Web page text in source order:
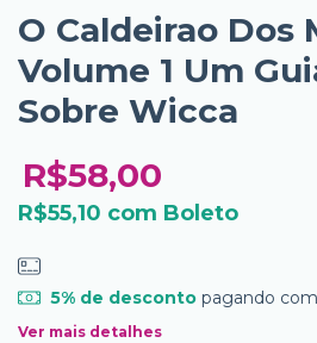
O Caldeirao Dos
Volume 1 Um
Sobre Wicca
R$58,00
R$55,10 com Boleto
5% de descontopagando
Ver mais detalhes